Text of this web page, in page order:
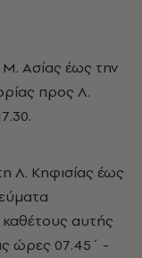
Ασίας έως την
προς Λ.
Λ. Κηφισίας έως
αυτής
ώρες 07.45΄ -